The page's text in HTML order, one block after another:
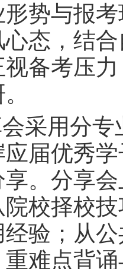
势与报
态，结
视备考压
采用分
届优秀
。分享
校择校
验 ； 从
难点背